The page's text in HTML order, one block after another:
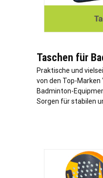
Taschen für
Praktische und
von den Top-Marken
Badminton-
Sorgen für stabilen